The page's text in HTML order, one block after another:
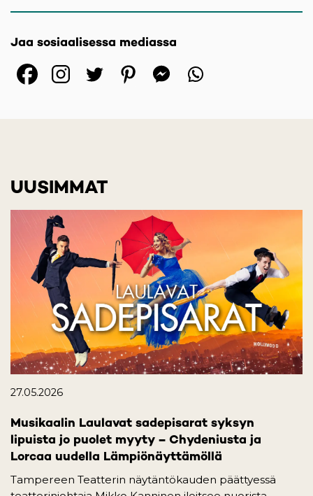
Jaa sosiaalisessa mediassa
(opens in a new tab)
(opens in a new tab)
(opens in a new
(opens in a
UUSIMMAT
27.05.2026
Musikaalin Laulavat sadepisarat syksyn
lipuista jo puolet myyty – Chydeniusta ja
Lorcaa uudella Lämpiönäyttämöllä
Tampereen Teatterin näytäntökauden päättyessä